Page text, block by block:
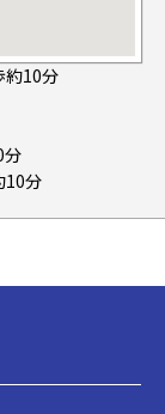
約10分
分
10分